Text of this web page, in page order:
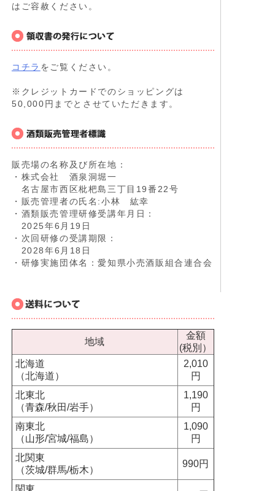
はご容赦ください。
コチラ をご覧ください。
※クレジットカードでのショッピングは
50,000円までとさせていただきます。
販売場の名称及び所在地：
・株式会社 酒泉洞堀一
名古屋市西区枇杷島三丁目19番22号
・販売管理者の氏名:小林 紘幸
・酒類販売管理研修受講年月日：
2025年6月19日
・次回研修の受講期限：
2028年6月18日
・研修実施団体名：愛知県小売酒販組合連合会
地域
金額
(税別）
北海道
（北海道）
2,010
円
北東北
（青森/秋田/岩手）
1,190
円
南東北
（山形/宮城/福島）
1,090
円
北関東
（茨城/群馬/栃木）
990円